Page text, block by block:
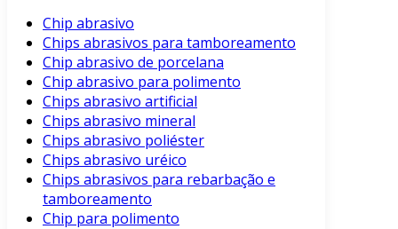
Chip abrasivo
Chips abrasivos para tamboreamento
Chip abrasivo de porcelana
Chip abrasivo para polimento
Chips abrasivo artificial
Chips abrasivo mineral
Chips abrasivo poliéster
Chips abrasivo uréico
Chips abrasivos para rebarbação e
tamboreamento
Chip para polimento